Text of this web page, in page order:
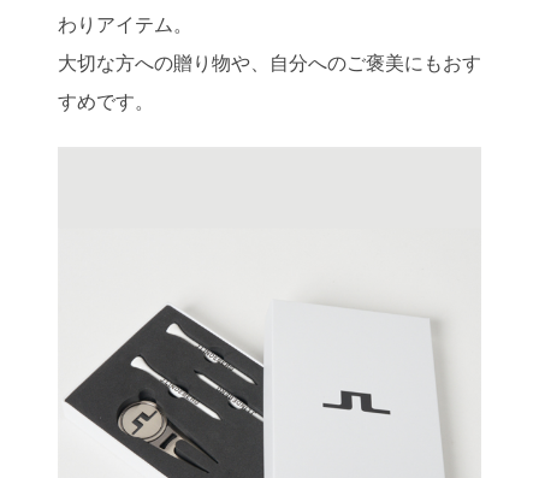
わりアイテム。
大切な方への贈り物や、自分へのご褒美にもおす
すめです。